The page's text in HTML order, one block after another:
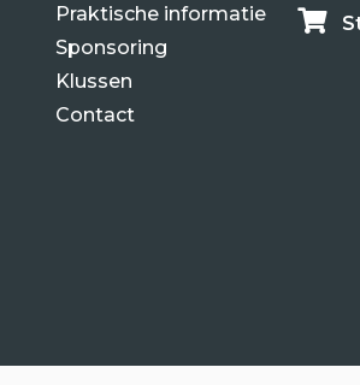
Praktische informatie
Sponsoring
Klussen
Contact